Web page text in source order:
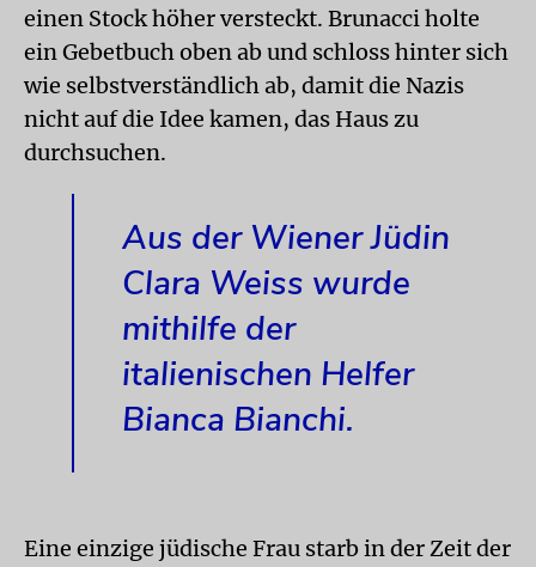
einen Stock höher versteckt. Brunacci holte
ein Gebetbuch oben ab und schloss hinter sich
wie selbstverständlich ab, damit die Nazis
nicht auf die Idee kamen, das Haus zu
durchsuchen.
Aus der Wiener Jüdin
Clara Weiss wurde
mithilfe der
italienischen Helfer
Bianca Bianchi.
Eine einzige jüdische Frau starb in der Zeit der